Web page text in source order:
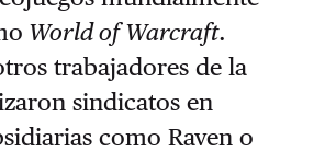
World of Warcraft.
trabajadores de la
sindicatos en
como Raven o